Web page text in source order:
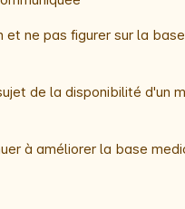
ne pas figurer sur la
de la disponibilité d'un
à améliorer la base